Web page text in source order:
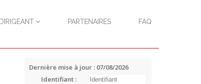
DIRIGEANT PARTENAIRES FAQ
Dernière mise à jour : 07/08/2026
Identifiant :